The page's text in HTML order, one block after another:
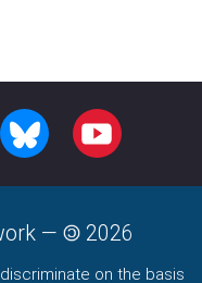
BLUESKY YOUTUBE
— 2026
on the basis